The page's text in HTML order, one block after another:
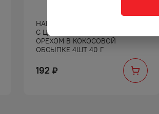
НАБОР КОНФЕТ РАФФАЭЛЛО
С ЦЕЛЬНЫМ МИНДАЛЬНЫМ
ОРЕХОМ В КОКОСОВОЙ
ОБСЫПКЕ 4ШТ 40 Г
192 ₽